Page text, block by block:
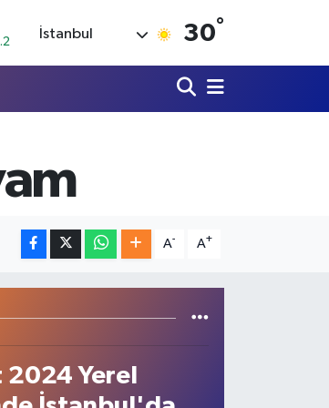
İstanbul 30°
A- A+
Yerel